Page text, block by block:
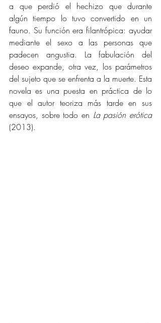
a que perdió el hechizo que durante
algún tiempo lo tuvo convertido en un
fauno. Su función era filantrópica: ayudar
mediante el sexo a las personas que
padecen angustia. La fabulación del
deseo expande, otra vez, los parámetros
del sujeto que se enfrenta a la muerte. Esta
novela es una puesta en práctica de lo
que el autor teoriza más tarde en sus
ensayos, sobre todo en
La pasión erótica
(2013).